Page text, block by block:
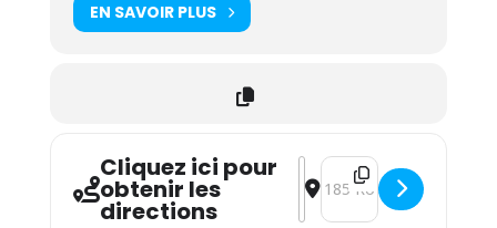
EN SAVOIR PLUS
Cliquez ici pour
obtenir les
directions
Address - Gregory
Destination Address -